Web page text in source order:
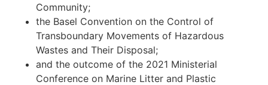
Community;
the Basel Convention on the Control of
Transboundary Movements of Hazardous
Wastes and Their Disposal;
and the outcome of the 2021 Ministerial
Conference on Marine Litter and Plastic